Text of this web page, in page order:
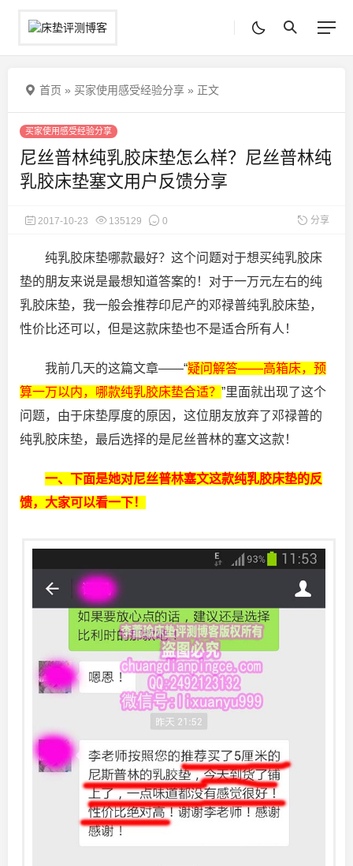
首页 » 买家使用感受经验分享 » 正文
买家使用感受经验分享
尼丝普林纯乳胶床垫怎么样？尼丝普林纯
乳胶床垫塞文用户反馈分享
2017-10-23 135129 0 分享
纯乳胶床垫哪款最好？这个问题对于想买纯乳胶床
垫的朋友来说是最想知道答案的！对于一万元左右的纯
乳胶床垫，我一般会推荐印尼产的邓禄普纯乳胶床垫，
性价比还可以，但是这款床垫也不是适合所有人！
我前几天的这篇文章——“疑问解答——高箱床，预
算一万以内，哪款纯乳胶床垫合适？ ”里面就出现了这个
问题，由于床垫厚度的原因，这位朋友放弃了邓禄普的
纯乳胶床垫，最后选择的是尼丝普林的塞文这款！
一、下面是她对尼丝普林塞文这款纯乳胶床垫的反
馈，大家可以看一下！